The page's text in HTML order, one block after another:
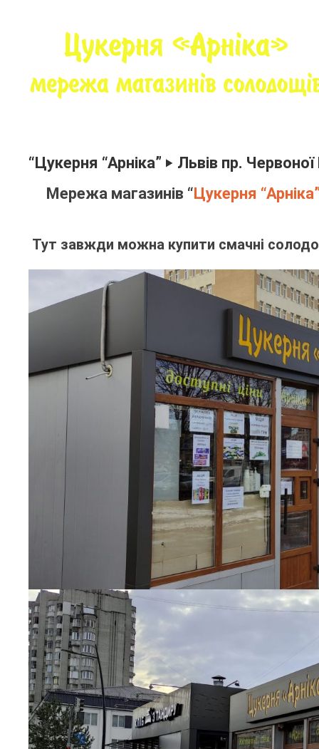
Позначка:
пр. Червоної Калини
солодощів – Цукерня “Арніка”
“Цукерня “Арніка” ‣ Львів пр.
Мережа магазинів “Цукерня
Тут завжди можна купити смачні